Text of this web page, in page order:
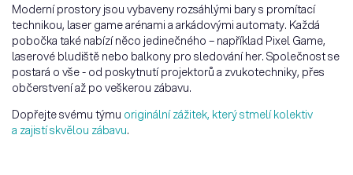
Moderní prostory jsou vybaveny rozsáhlými bary s promítací
technikou, laser game arénami a arkádovými automaty. Každá
pobočka také nabízí něco jedinečného – například Pixel Game,
laserové bludiště nebo balkony pro sledování her. Společnost se
postará o vše - od poskytnutí projektorů a zvukotechniky, přes
občerstvení až po veškerou zábavu.
Dopřejte svému týmu originální zážitek, který stmelí kolektiv
a zajistí skvělou zábavu.